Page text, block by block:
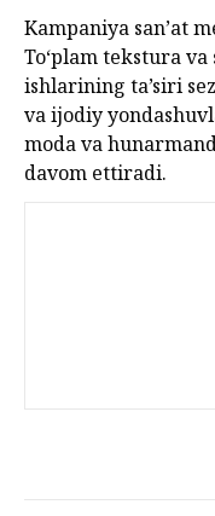
Kampaniya san’at
To‘plam tekstura
ishlarining ta’siri
va ijodiy
moda va
davom ettiradi.